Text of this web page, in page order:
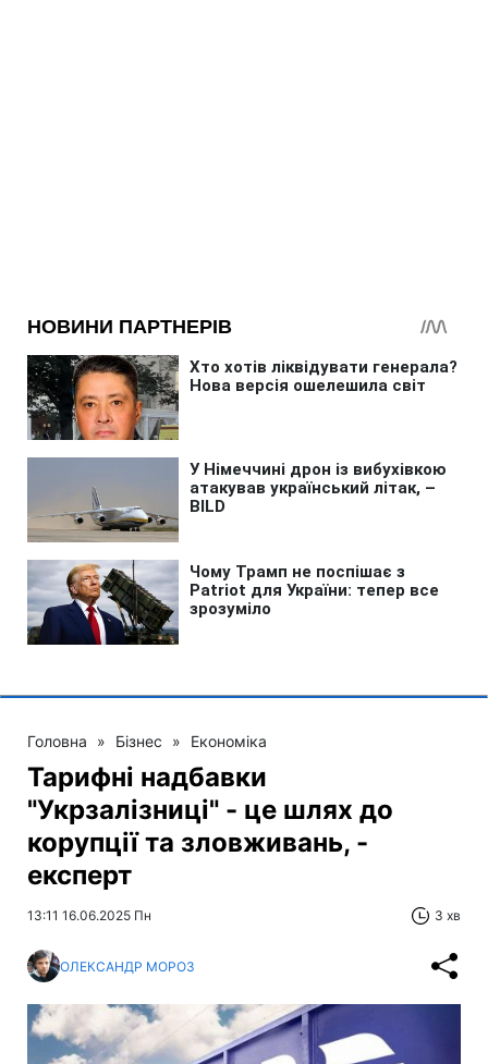
Головна » Бізнес » Економіка
Тарифні надбавки
"Укрзалізниці" - це шлях до
корупції та зловживань, -
експерт
13:11 16.06.2025 Пн 3 хв
ОЛЕКСАНДР МОРОЗ